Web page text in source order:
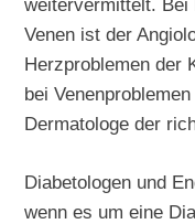
Venen ist der
Herzproblemen der
bei
Dermatologe der
Diabetologen und
wenn es um eine